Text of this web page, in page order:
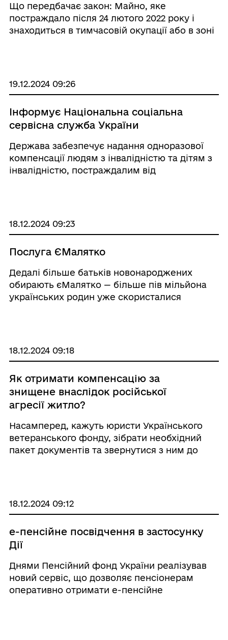
активних бойових дій. «За» - 292
голоси
Що передбачає закон: Майно, яке
постраждало після 24 лютого 2022 року і
знаходиться в тимчасовій окупації або в зоні
«єВідновлення&raqu ...
19.12.2024 09:26
Інформує Національна соціальна
сервісна служба України
Держава забезпечує надання одноразової
компенсації людям з інвалідністю та дітям з
інвалідністю, постраждалим від
соціальних виплат пос ...
18.12.2024 09:23
Послуга ЄМалятко
Дедалі більше батьків новонароджених
обирають єМалятко — більше пів мільйона
українських родин уже скористалися
реєстрація народження ...
18.12.2024 09:18
Як отримати компенсацію за
знищене внаслідок російської
агресії житло?
Насамперед, кажуть юристи Українського
ветеранського фонду, зібрати необхідний
пакет документів та звернутися з ним до
житла. ...
18.12.2024 09:12
е-пенсійне посвідчення в застосунку
Дії
Днями Пенсійний фонд України реалізував
новий сервіс, що дозволяє пенсіонерам
оперативно отримати е-пенсійне